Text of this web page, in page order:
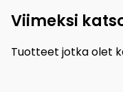
Viimeksi
Tuotteet jotka olet